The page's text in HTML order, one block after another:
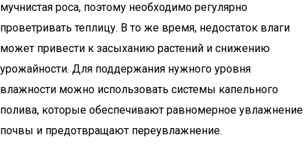
мучнистая роса, поэтому необходимо регулярно
проветривать теплицу. В то же время, недостаток влаги
может привести к засыханию растений и снижению
урожайности. Для поддержания нужного уровня
влажности можно использовать системы капельного
полива, которые обеспечивают равномерное увлажнение
почвы и предотвращают переувлажнение.